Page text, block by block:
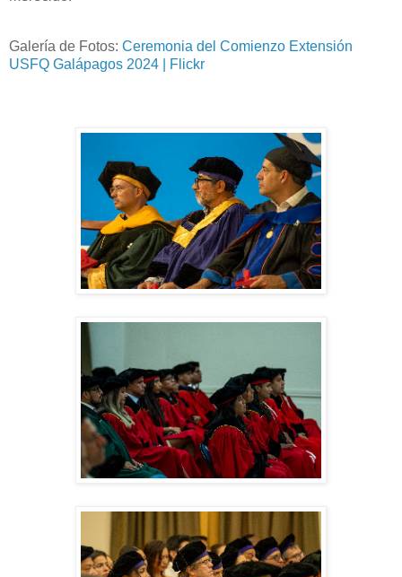
Galería de Fotos: Ceremonia del Comienzo Extensión
USFQ Galápagos 2024 | Flickr